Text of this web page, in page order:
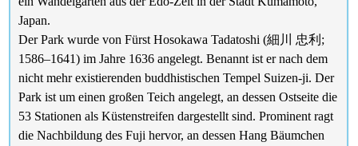
Japan.
Der Park wurde von Fürst Hosokawa Tadatoshi (細川 忠利;
1586–1641) im Jahre 1636 angelegt. Benannt ist er nach dem
nicht mehr existierenden buddhistischen Tempel Suizen-ji. Der
Park ist um einen großen Teich angelegt, an dessen Ostseite die
53 Stationen als Küstenstreifen dargestellt sind. Prominent ragt
die Nachbildung des Fuji hervor, an dessen Hang Bäumchen